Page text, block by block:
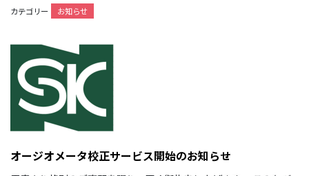
カテゴリー
お知らせ
オージオメータ校正サービス開始のお知らせ